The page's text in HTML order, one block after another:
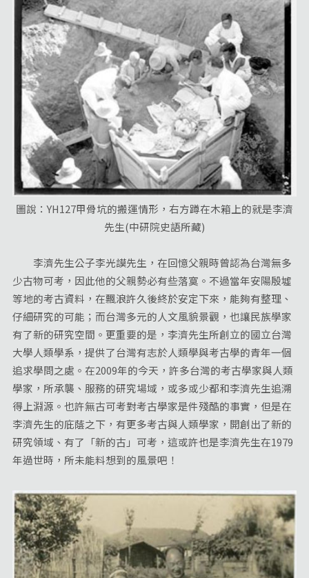
圖說：YH127甲骨坑的搬運情形，右方蹲在木箱上的就是李濟
先生(中研院史語所藏)
李濟先生公子李光謨先生，在回憶父親時曾認為台灣無多
少古物可考，因此他的父親勢必有些落寞。不過當年安陽殷墟
等地的考古資料，在飄浪許久後終於安定下來，能夠有整理、
仔細研究的可能；而台灣多元的人文風貌景觀，也讓民族學家
有了新的研究空間。更重要的是，李濟先生所創立的國立台灣
大學人類學系，提供了台灣有志於人類學與考古學的青年一個
追求學問之處。在2009年的今天，許多台灣的考古學家與人類
學家，所承襲、服務的研究場域，或多或少都和李濟先生追溯
得上淵源。也許無古可考對考古學家是件殘酷的事實，但是在
李濟先生的庇蔭之下，有更多考古與人類學家，開創出了新的
研究領域、有了「新的古」可考，這或許也是李濟先生在1979
年過世時，所未能料想到的風景吧！